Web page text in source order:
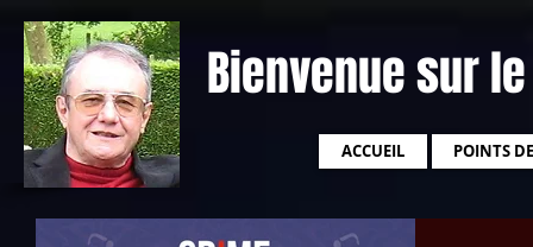
Bienvenue sur
ACCUEIL POINTS